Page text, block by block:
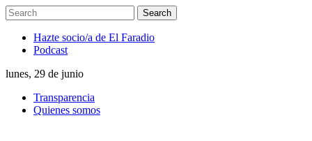
Hazte socio/a de El Faradio
Podcast
lunes, 29 de junio
Transparencia
Quienes somos